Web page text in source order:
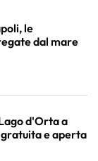
le
dal mare
d'Orta a
gratuita e aperta